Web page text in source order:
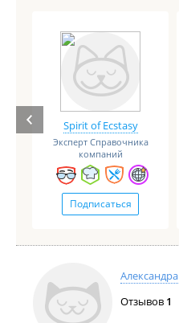
Spirit of Ecstasy
Эксперт Справочника
компаний
Подписаться
Александра
Отзывов 1